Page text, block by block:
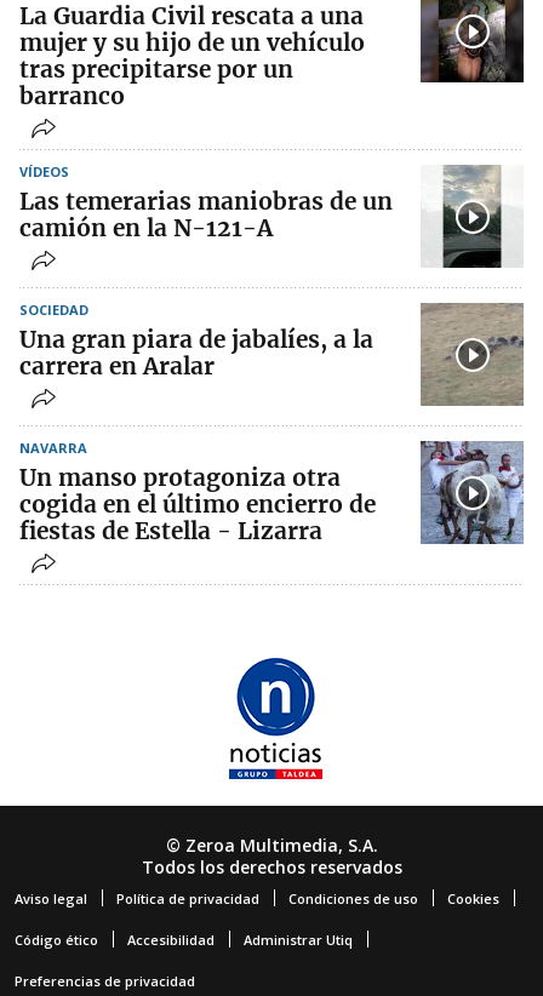
La Guardia Civil rescata a una
mujer y su hijo de un vehículo
tras precipitarse por un
barranco
VÍDEOS
Las temerarias maniobras de un
camión en la N-121-A
SOCIEDAD
Una gran piara de jabalíes, a la
carrera en Aralar
NAVARRA
Un manso protagoniza otra
cogida en el último encierro de
fiestas de Estella - Lizarra
© Zeroa Multimedia, S.A.
Todos los derechos reservados
Aviso legal Política de privacidad Condiciones de uso Cookies
Código ético Accesibilidad Administrar Utiq
Preferencias de privacidad